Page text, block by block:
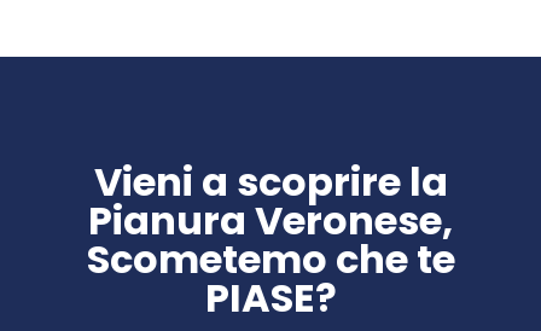
Vieni a scoprire la
Pianura Veronese,
Scometemo che te
PIASE?